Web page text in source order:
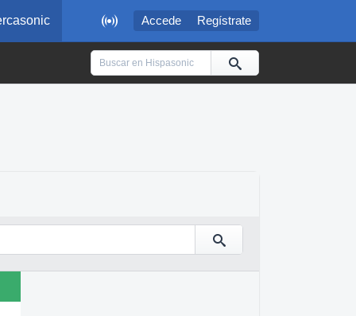
 Accede Regístrate